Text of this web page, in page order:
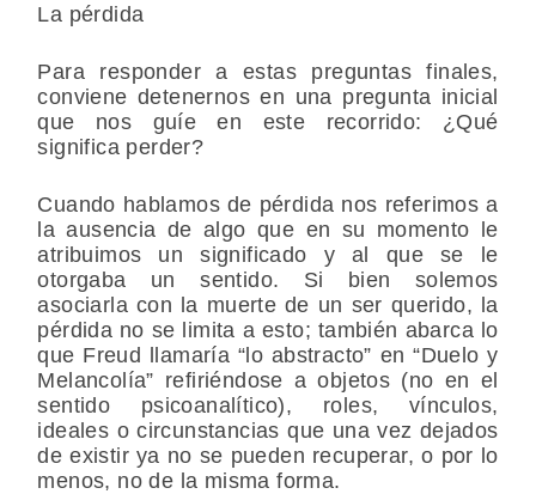
La pérdida
Para responder a estas preguntas finales,
conviene detenernos en una pregunta inicial
que nos guíe en este recorrido: ¿Qué
significa perder?
Cuando hablamos de pérdida nos referimos a
la ausencia de algo que en su momento le
atribuimos un significado y al que se le
otorgaba un sentido. Si bien solemos
asociarla con la muerte de un ser querido, la
pérdida no se limita a esto; también abarca lo
que Freud llamaría “lo abstracto” en “Duelo y
Melancolía” refiriéndose a objetos (no en el
sentido psicoanalítico), roles, vínculos,
ideales o circunstancias que una vez dejados
de existir ya no se pueden recuperar, o por lo
menos, no de la misma forma.